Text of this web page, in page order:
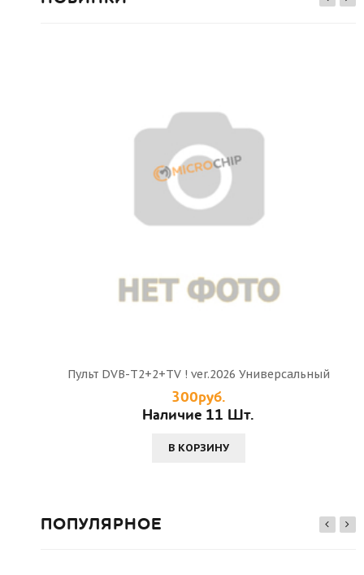
Пульт DVB-T2+2+TV ! ver.2026 Универсальный
300руб.
Наличие 11 Шт.
В КОРЗИНУ
ПОПУЛЯРНОЕ